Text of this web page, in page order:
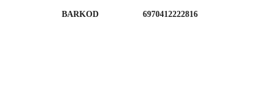
BARKOD 6970412222816